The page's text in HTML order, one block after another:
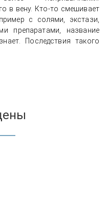
в вену. Кто-то смешивает
с солями, экстази,
препаратами, название
Последствия такого